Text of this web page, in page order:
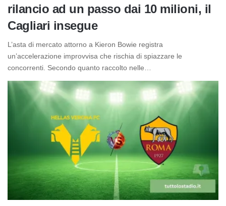
rilancio ad un passo dai 10 milioni, il
Cagliari insegue
L’asta di mercato attorno a Kieron Bowie registra
un’accelerazione improvvisa che rischia di spiazzare le
concorrenti. Secondo quanto raccolto nelle…